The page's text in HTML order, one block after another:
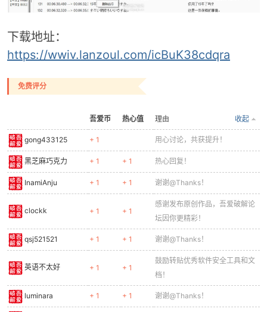
po
jie.
下载地址：
https://wwiv.lanzoul.com/icBuK38cdqra
免费评分
吾爱币 热心值 收起
理由
gong433125 + 1 用心讨论，共获提升！
黑芝麻巧克力 + 1 + 1 热心回复！
InamiAnju + 1 + 1 谢谢@Thanks！
clockk + 1 + 1
感谢发布原创作品，吾爱破解论
坛因你更精彩！
qsj521521 + 1 + 1 谢谢@Thanks！
英语不太好 + 1 + 1
鼓励转贴优秀软件安全工具和文
档！
luminara + 1 + 1 谢谢@Thanks！